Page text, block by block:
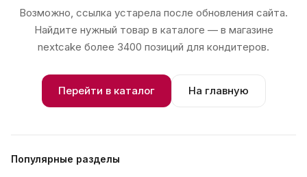
Возможно, ссылка устарела после обновления сайта.
Найдите нужный товар в каталоге — в магазине
nextcake более 3400 позиций для кондитеров.
Перейти в каталог На главную
Популярные разделы